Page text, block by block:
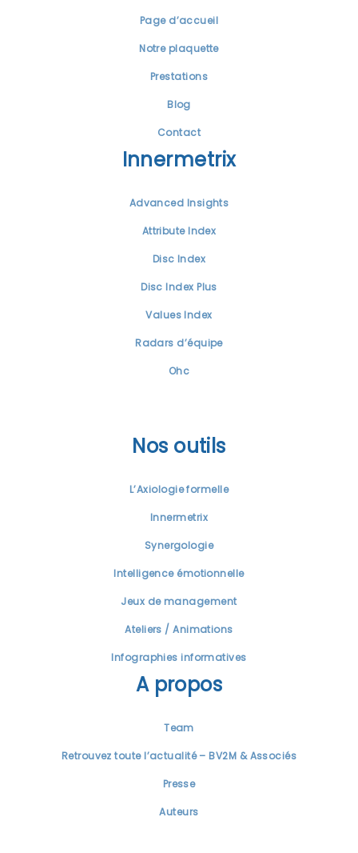
Page d’accueil
Notre plaquette
Prestations
Blog
Contact
Innermetrix
Advanced Insights
Attribute Index
Disc Index
Disc Index Plus
Values Index
Radars d’équipe
Ohc
Nos outils
L’Axiologie formelle
Innermetrix
Synergologie
Intelligence émotionnelle
Jeux de management
Ateliers / Animations
Infographies informatives
A propos
Team
Retrouvez toute l’actualité – BV2M & Associés
Presse
Auteurs